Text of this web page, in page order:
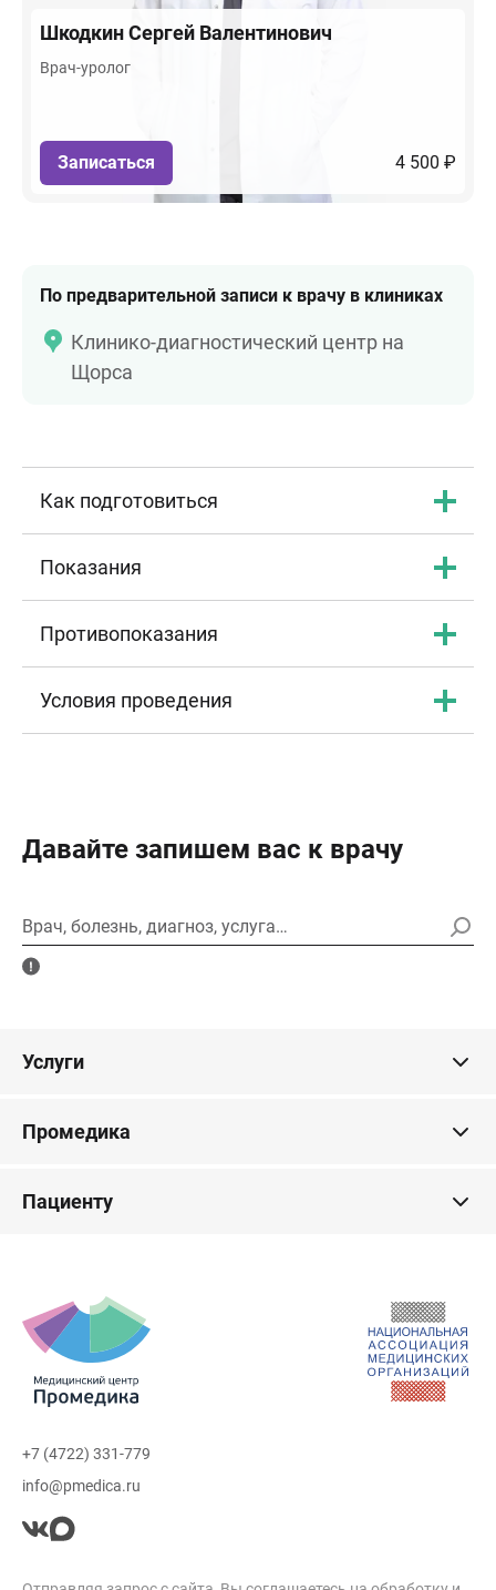
ШкодкинСергей Валентинович
Врач-уролог
Записаться 4 500 ₽
По предварительной записи к врачу в клиниках
Клинико-диагностический центр на
Щорса
Как подготовиться
Показания
Противопоказания
Условия проведения
Давайте запишем вас к врачу
Врач, болезнь, диагноз, услуга…
Услуги
Промедика
Пациенту
+7 (4722) 331-779
info@pmedica.ru